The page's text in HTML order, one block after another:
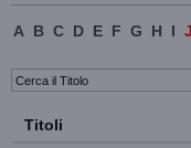
A B C D E F G H I J
Titoli